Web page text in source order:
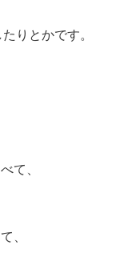
りとかです。
て、
、